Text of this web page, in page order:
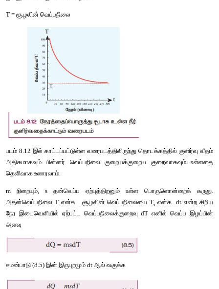
நேரத்தை பொருத்து வெப்பம் தொடர்ந்து குறைந்து
எதிர்க்குறி காட்டுகிறது.
இங்கு, T = பொருளின் வெப்பநிலை
T = சூழலின் வெப்பநிலை
படம் 8.12 இல் காட்டப்பட்டுள்ள வரைபடத்திலிருந்து தொடக்கத்தில்